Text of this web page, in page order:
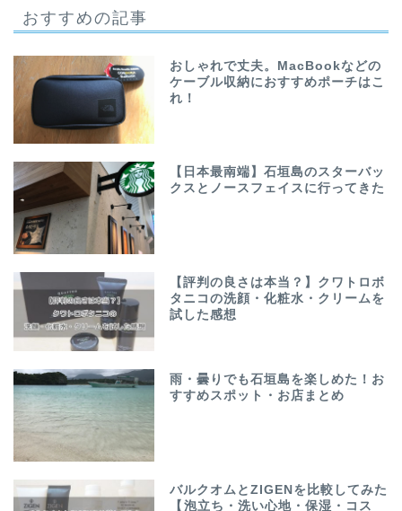
おすすめの記事
おしゃれで丈夫。MacBookなどの
ケーブル収納におすすめポーチはこ
れ！
【日本最南端】石垣島のスターバッ
クスとノースフェイスに行ってきた
【評判の良さは本当？】クワトロボ
タニコの洗顔・化粧水・クリームを
試した感想
雨・曇りでも石垣島を楽しめた！お
すすめスポット・お店まとめ
バルクオムとZIGENを比較してみた
【泡立ち・洗い心地・保湿・コス